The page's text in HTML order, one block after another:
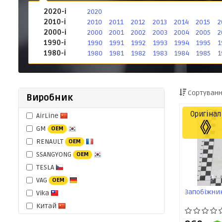
2020-і
2020
2010-і
2010 2011 2012 2013 2014 2015
2000-і
2000 2001 2002 2003 2004 2005
1990-і
1990 1991 1992 1993 1994 1995
1980-і
1980 1981 1982 1983 1984 1985
Виробник
AirLine
GM
OEM
RENAULT OEM
SSANGYONG OEM
TESLA
VAG
OEM
Vika
Китай
Оригінал